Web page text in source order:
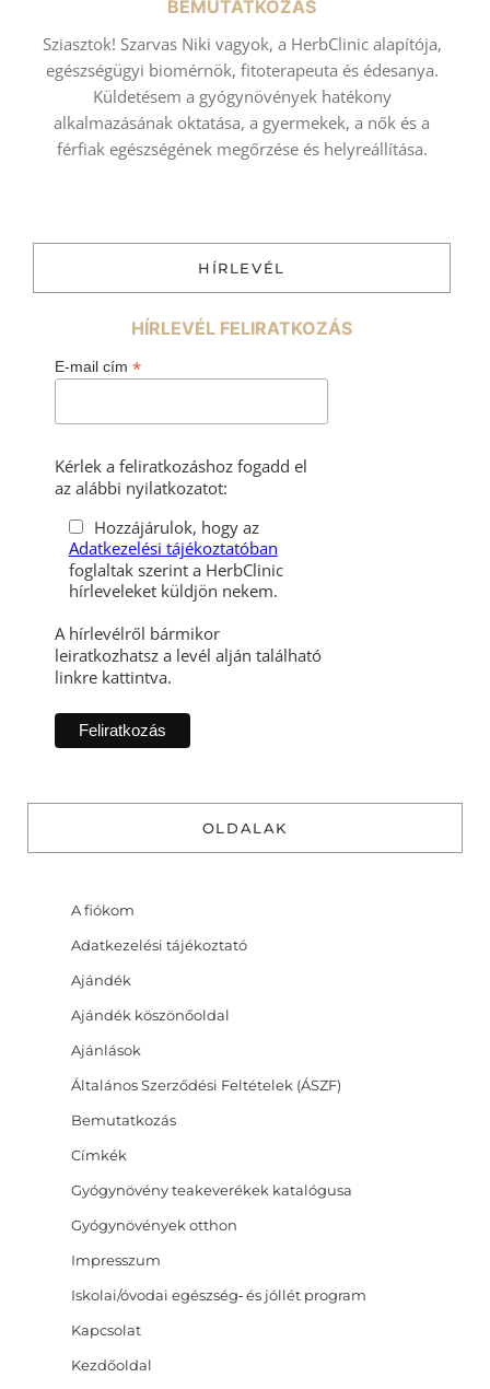
BEMUTATKOZÁS
Sziasztok! Szarvas Niki vagyok, a HerbClinic alapítója,
egészségügyi biomérnök, fitoterapeuta és édesanya.
Küldetésem a gyógynövények hatékony
alkalmazásának oktatása, a gyermekek, a nők és a
férfiak egészségének megőrzése és helyreállítása.
HÍRLEVÉL
HÍRLEVÉL FELIRATKOZÁS
E-mail cím *
Kérlek a feliratkozáshoz fogadd el
az alábbi nyilatkozatot:
Hozzájárulok, hogy az
Adatkezelési tájékoztatóban
foglaltak szerint a HerbClinic
hírleveleket küldjön nekem.
A hírlevélről bármikor
leiratkozhatsz a levél alján található
linkre kattintva.
OLDALAK
A fiókom
Adatkezelési tájékoztató
Ajándék
Ajándék köszönőoldal
Ajánlások
Általános Szerződési Feltételek (ÁSZF)
Bemutatkozás
Címkék
Gyógynövény teakeverékek katalógusa
Gyógynövények otthon
Impresszum
Iskolai/óvodai egészség‑ és jóllét program
Kapcsolat
Kezdőoldal